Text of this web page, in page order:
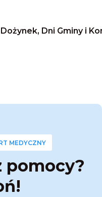
Dni Gminy i
MEDYCZNY
pomocy?